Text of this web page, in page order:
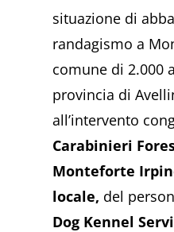
situazione di
randagismo a
comune di 2.000
provincia di
all’intervento
Carabinieri
Monteforte
locale, del
Dog Kennel